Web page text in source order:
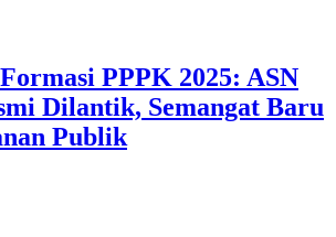
PPPK 2025: ASN
Dilantik, Semangat Baru
Publik